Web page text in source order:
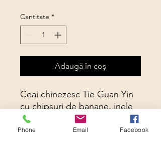
per
100
Cantitate *
Adaugă în coș
Ceai chinezesc Tie Guan Yin
cu chipsuri de banane, inele
de kiwi, curmal și ananas. Cu
adaos de felii de pepene
Phone Email Facebook